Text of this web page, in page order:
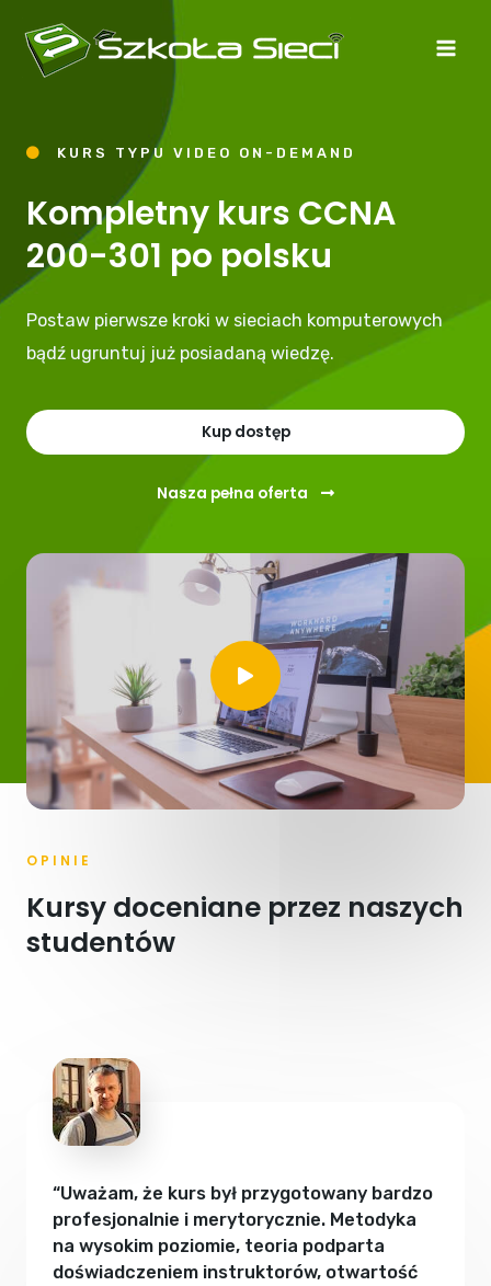
content
KURS TYPU VIDEO ON-DEMAND
Kompletny kurs CCNA
200-301 po polsku
Postaw pierwsze kroki w sieciach komputerowych
bądź ugruntuj już posiadaną wiedzę.
Kup dostęp
Nasza pełna oferta
OPINIE
Kursy doceniane przez naszych
studentów
“Uważam, że kurs był przygotowany bardzo
profesjonalnie i merytorycznie. Metodyka
na wysokim poziomie, teoria podparta
doświadczeniem instruktorów, otwartość